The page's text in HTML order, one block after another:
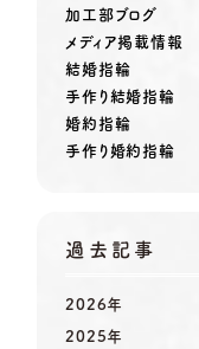
加工部ブログ
メディア掲載情報
結婚指輪
手作り結婚指輪
婚約指輪
手作り婚約指輪
過去記事
2026年
2025年